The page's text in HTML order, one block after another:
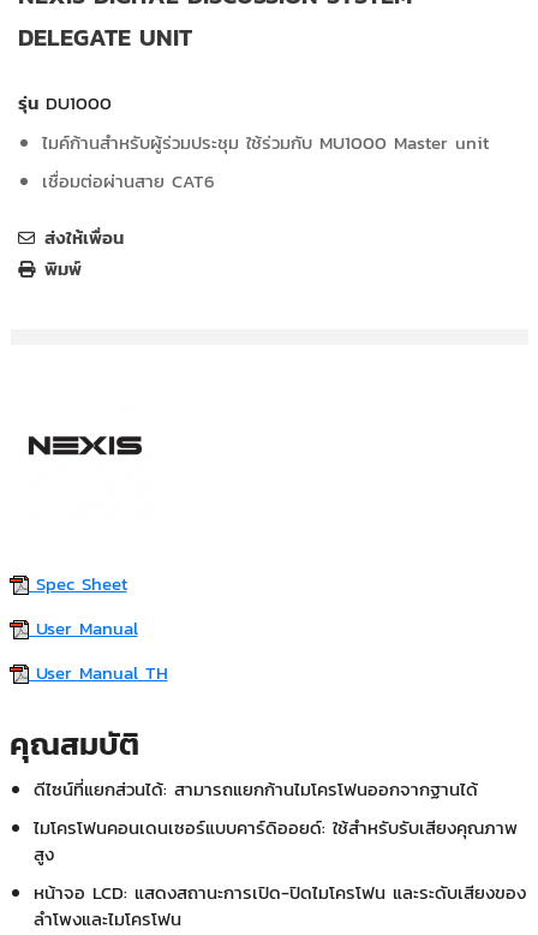
DELEGATE UNIT
รุ่น DU1000
ไมค์ก้านสำหรับผู้ร่วมประชุม ใช้ร่วมกับ MU1000 Master unit
เชื่อมต่อผ่านสาย CAT6
ส่งให้เพื่อน
พิมพ์
Spec Sheet
User Manual
User Manual TH
คุณสมบัติ
ดีไซน์ที่แยกส่วนได้: สามารถแยกก้านไมโครโฟนออกจากฐานได้
ไมโครโฟนคอนเดนเซอร์แบบคาร์ดิออยด์: ใช้สำหรับรับเสียงคุณภาพ
สูง
หน้าจอ LCD: แสดงสถานะการเปิด-ปิดไมโครโฟน และระดับเสียงของ
ลำโพงและไมโครโฟน